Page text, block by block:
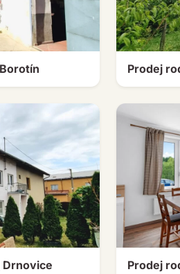
Prodej
Drnovice Prodej